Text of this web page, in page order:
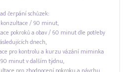
čerpání schůzek:
konzultace / 90 minut,
pokroků a obav / 60 minut dle potřeby
dnech,
pro kontrolu a kurzu vázání miminka
minut v dalším týdnu,